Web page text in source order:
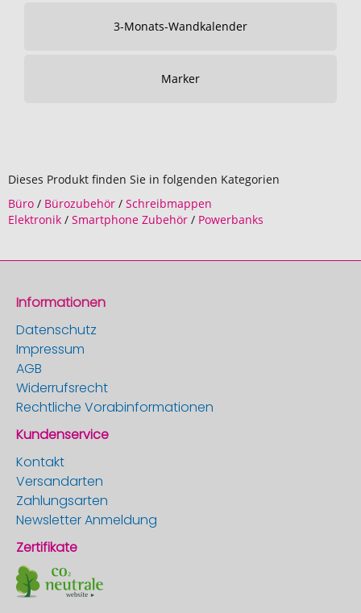
3-Monats-Wandkalender
Marker
Dieses Produkt finden Sie in folgenden Kategorien
Büro / Bürozubehör / Schreibmappen
Elektronik / Smartphone Zubehör / Powerbanks
Informationen
Datenschutz
Impressum
AGB
Widerrufsrecht
Rechtliche Vorabinformationen
Kundenservice
Kontakt
Versandarten
Zahlungsarten
Newsletter Anmeldung
Zertifikate